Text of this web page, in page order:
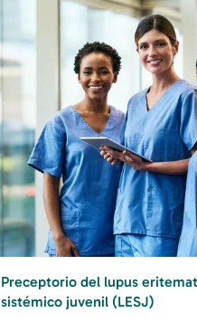
Preceptorio del lupus
sistémico juvenil (LESJ)